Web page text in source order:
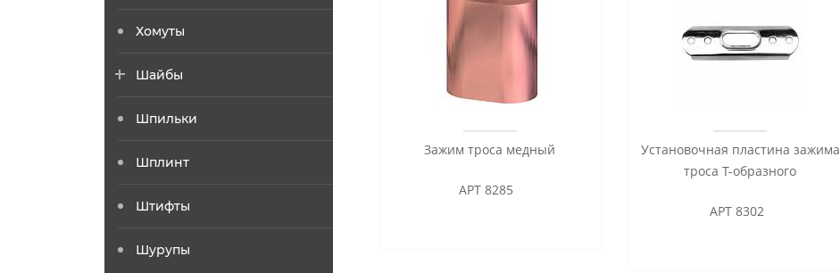
Зажим троса медный
АРТ 8285
Установочная пластина зажима
троса Т-образного
АРТ 8302
Хомуты
Шайбы
Шпильки
Шплинт
Штифты
Шурупы